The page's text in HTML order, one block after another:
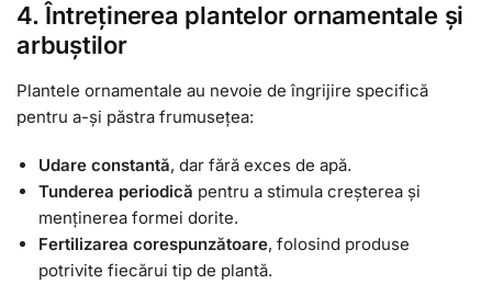
4. Întreținerea plantelor ornamentale și
arbuștilor
Plantele ornamentale au nevoie de îngrijire specifică
pentru a-și păstra frumusețea:
Udare constantă, dar fără exces de apă.
Tunderea periodică pentru a stimula creșterea și
menținerea formei dorite.
Fertilizarea corespunzătoare, folosind produse
potrivite fiecărui tip de plantă.